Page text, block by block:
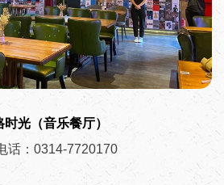
时光（音乐餐厅）
话：0314-7720170